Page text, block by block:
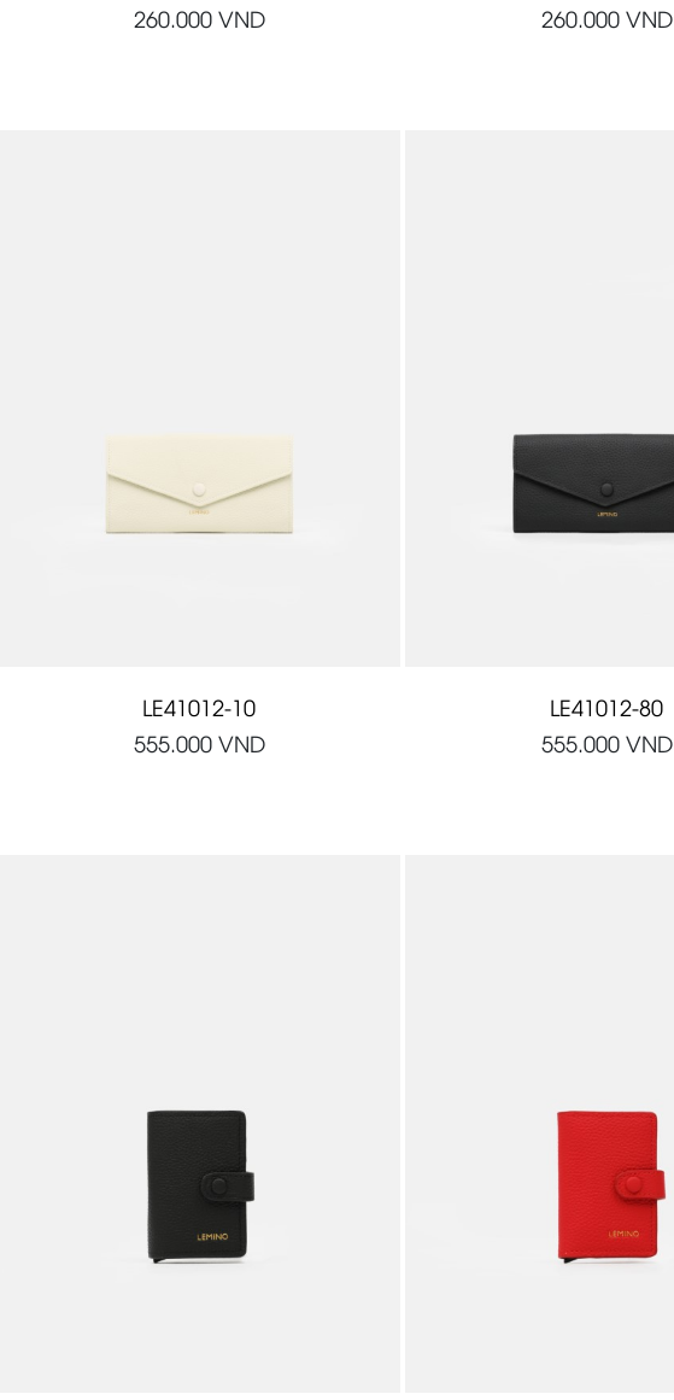
260.000VND
260.000VND
LE41012-10
555.000VND
LE41012-80
555.000VND